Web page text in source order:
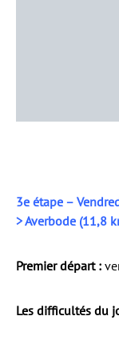
3e étape –
> Averbode (11,8
Premier départ :
Les difficultés du